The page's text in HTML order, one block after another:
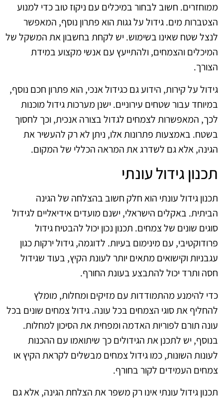
ממוחזרים. חשוב לבחור במיכלים עם ניקוז טוב כדי למנוע
הצטברות מים. גידול על גגות הוא פתרון נוסף, המאפשר
לנצל שטח שאינו בשימוש. יש לקחת בחשבון את המשקל של
המיכלים והצמחים, ולהתייעץ עם אנשי מקצוע במידת
הצורך.
גידול על קירות, הידוע גם כגידול אנכי, הוא פתרון חכם נוסף,
במיוחד עבור שטחים עירוניים. ישנן מערכות גידול מוכנות
לכך, המאפשרות לצמחים לגדול בצורה אנכית, וכך לחסוך
בשטח. באמצעות פתרונות אלו, ניתן לא רק להעשיר את
הגינה, אלא גם לשדרג את המראה הכללי של המקום.
תכנון גידול עונתי
תכנון גידול עונתי הוא חלק חשוב בהצלחה של הגינה
הביתית. באקלים הישראלי, ישנם מועדים אידיאליים לגידול
סוגים שונים של צמחים. תכנון נכון יכול להבטיח גידול
פרודוקטיבי, עם מינימום בעיות. לדוגמה, גידול ירקות כגון
עגבניות וקישואים מתאים יותר לעונת הקיץ, בעוד שגידול
חסה ותרד יכול להתבצע בעונת החורף.
כדי להימנע מהתמודדות עם מזיקים ומחלות, מומלץ
להחליף את סוגי הצמחים בכל עונה. גידול צמחים שונים בכל
עונה תורם לפוריות האדמה ומפחית את הסיכון למחלות.
בנוסף, יש לתכנן את הגידולים כך שיתואמו עם ההכנות
לעונות השונות, כמו גידול צמחים מבשלים לקראת הקיץ או
צמחים העמידים לקור בחורף.
תכנון גידול עונתי אינו רק משפר את הצלחת הגינה, אלא גם